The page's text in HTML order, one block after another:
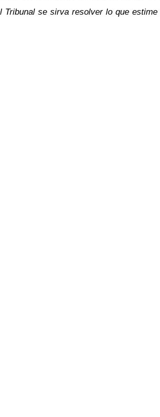
Tribunal se sirva resolver lo que estime